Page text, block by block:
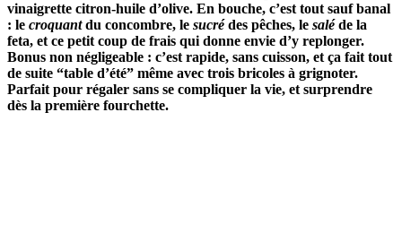
vinaigrette citron-huile d’olive. En bouche, c’est tout sauf banal
: le croquantdu concombre, le sucrédes pêches, le saléde la
feta, et ce petit coup de frais qui donne envie d’y replonger.
Bonus non négligeable : c’est rapide, sans cuisson, et ça fait tout
de suite “table d’été” même avec trois bricoles à grignoter.
Parfait pour régaler sans se compliquer la vie, et surprendre
dès la première fourchette.